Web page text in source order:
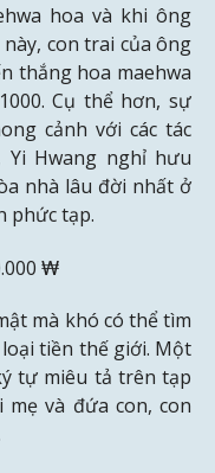
hoa và khi ông
con trai của ông
thắng hoa maehwa
Cụ thể hơn, sự
cảnh với các tác
Yi Hwang nghỉ hưu
nhà lâu đời nhất ở
phức tạp.
₩
mà khó có thể tìm
tiền thế giới. Một
tự miêu tả trên tạp
và đứa con, con